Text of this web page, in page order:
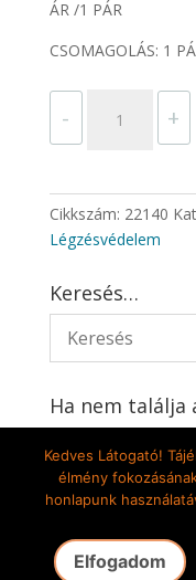
ÁR /1 PÁR
CSOMAGOLÁS: 1
-
mennyiség
+
Cikkszám: 22140
Légzésvédelem
Keresés…
Ha nem találja
Gete-Pilis Kft.
Kedves Látogató!
élmény
honlapunk
Elfogadom